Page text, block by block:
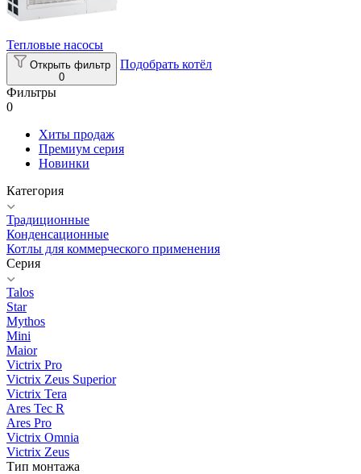
Тепловые насосы
Открыть фильтр
0
Подобрать котёл
Фильтры
0
Хиты продаж
Премиум серия
Новинки
Категория
Традиционные
Конденсационные
Котлы для коммерческого применения
Серия
Talos
Star
Mythos
Mini
Maior
Victrix Pro
Victrix Zeus Superior
Victrix Tera
Ares Tec R
Ares Pro
Victrix Omnia
Victrix Zeus
Тип монтажа